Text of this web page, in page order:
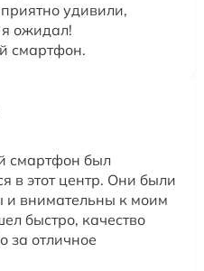
удивили,
ожидал!
смартфон.
смартфон был
в этот центр. Они были
и внимательны к моим
быстро, качество
за отличное